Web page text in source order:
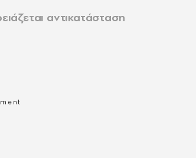
αντικατάσταση